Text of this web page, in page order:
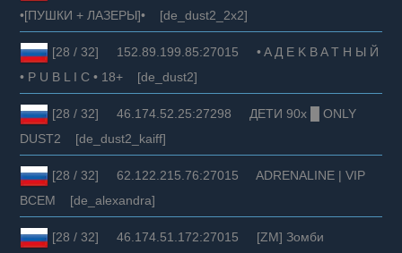
•[ПУШКИ + ЛАЗЕРЫ]• [de_dust2_2x2]
[28 / 32] 152.89.199.85:27015 • A Д E K B A T Н Ы Й
• P U B L I C • 18+ [de_dust2]
[28 / 32] 46.174.52.25:27298 ДЕТИ 90х █ ONLY
DUST2 [de_dust2_kaiff]
[28 / 32] 62.122.215.76:27015 ADRENALINE | VIP
ВСЕМ [de_alexandra]
[28 / 32] 46.174.51.172:27015 [ZM] Зомби